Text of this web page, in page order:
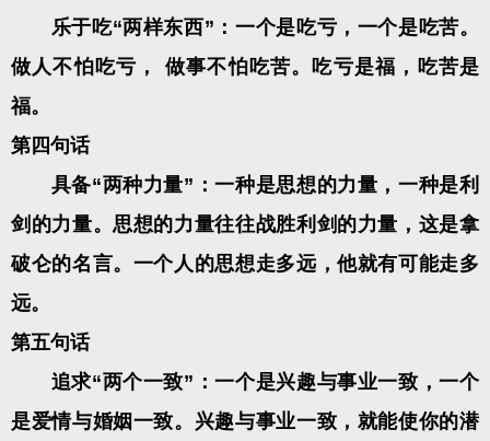
乐于吃“两样东西”：一个是吃亏，一个是吃苦。
做人不怕吃亏， 做事不怕吃苦。吃亏是福，吃苦是
福。
第四句话
具备“两种力量”：一种是思想的力量，一种是利
剑的力量。思想的力量往往战胜利剑的力量，这是拿
破仑的名言。一个人的思想走多远，他就有可能走多
远。
第五句话
追求“两个一致”：一个是兴趣与事业一致，一个
是爱情与婚姻一致。兴趣与事业一致，就能使你的潜